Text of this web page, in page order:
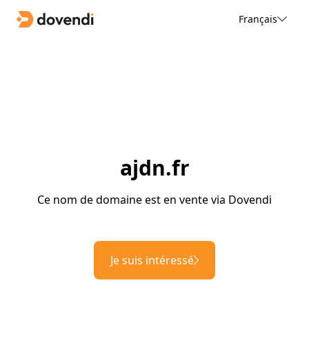
Français
ajdn.fr
Ce nom de domaine est en vente via Dovendi
Je suis intéressé